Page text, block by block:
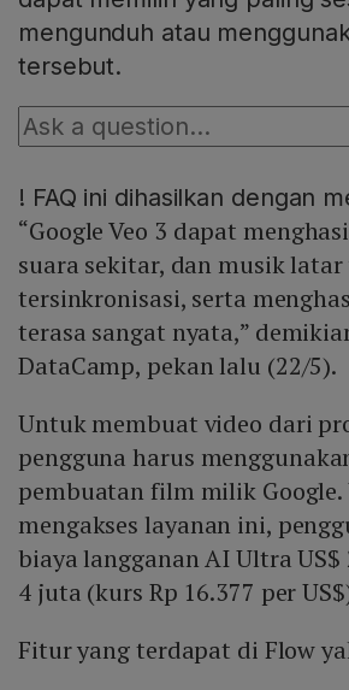
mengunduh atau
tersebut.
! FAQ ini dihasilkan dengan
“Google Veo 3 dapat
suara sekitar, dan musik latar
tersinkronisasi, serta
terasa sangat nyata,”
DataCamp, pekan lalu (22/5).
Untuk membuat video dari
pengguna harus
pembuatan film milik
mengakses layanan ini,
biaya langganan AI Ultra US$
4 juta (kurs Rp 16.377 per
Fitur yang terdapat di Flow